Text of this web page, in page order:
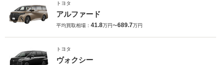
トヨタ
アルファード
平均買取相場： 41.8万円〜689.7万円
トヨタ
ヴォクシー